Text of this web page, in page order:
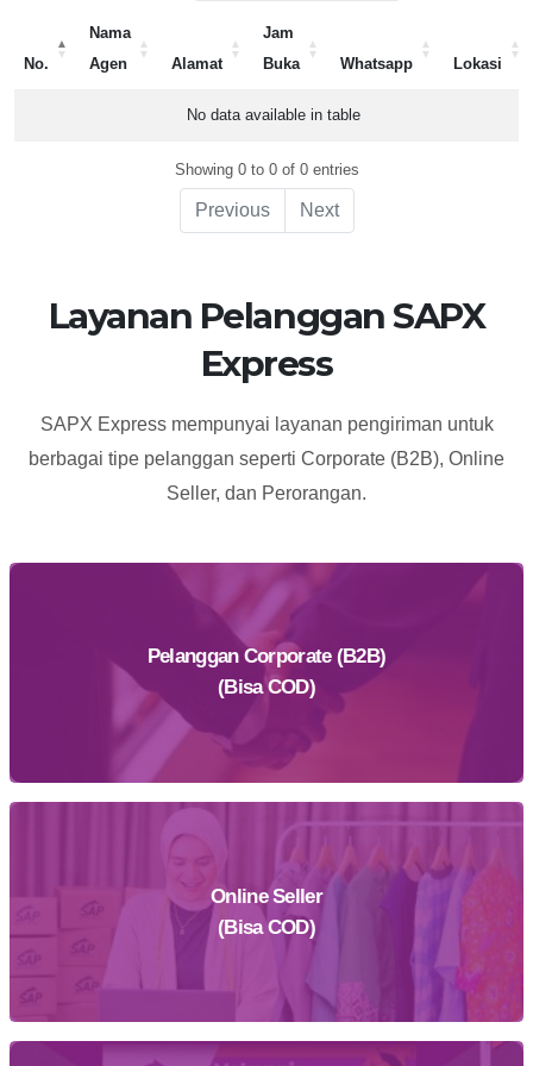
No.
Nama
Agen
Alamat
Jam
Buka
Whatsapp Lokasi
Alamat
Jam
Whatsapp
No data available in table
Showing 0 to 0 of 0 entries
Previous Next
Layanan Pelanggan SAPX
Express
SAPX Express mempunyai layanan pengiriman untuk
berbagai tipe pelanggan seperti Corporate (B2B), Online
Seller, dan Perorangan.
Pelanggan Corporate (B2B)
(Bisa COD)
Daftar Sekarang
Online Seller
(Bisa COD)